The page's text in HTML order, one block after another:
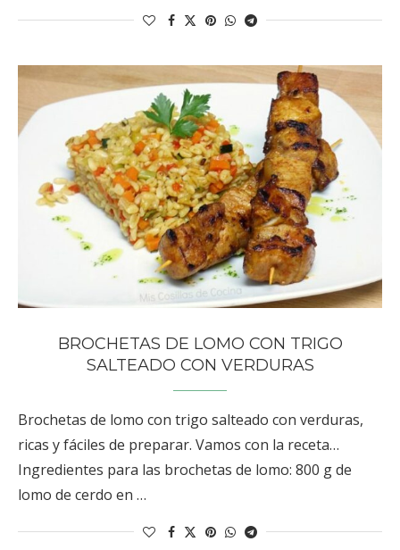
BROCHETAS DE LOMO CON TRIGO
SALTEADO CON VERDURAS
Brochetas de lomo con trigo salteado con verduras,
ricas y fáciles de preparar. Vamos con la receta…
Ingredientes para las brochetas de lomo: 800 g de
lomo de cerdo en …